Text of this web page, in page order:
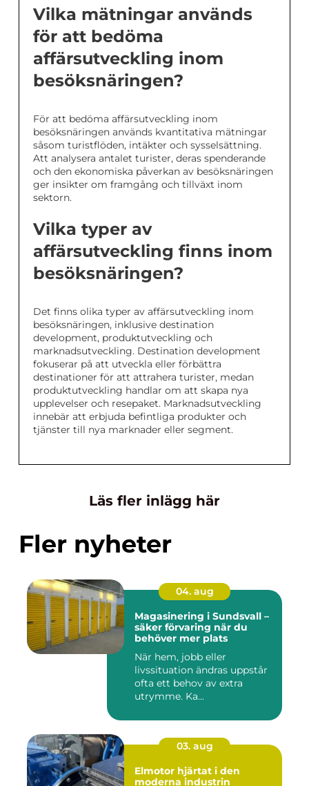
Vilka mätningar används
för att bedöma
affärsutveckling inom
besöksnäringen?
För att bedöma affärsutveckling inom
besöksnäringen används kvantitativa mätningar
såsom turistflöden, intäkter och sysselsättning.
Att analysera antalet turister, deras spenderande
och den ekonomiska påverkan av besöksnäringen
ger insikter om framgång och tillväxt inom
sektorn.
Vilka typer av
affärsutveckling finns inom
besöksnäringen?
Det finns olika typer av affärsutveckling inom
besöksnäringen, inklusive destination
development, produktutveckling och
marknadsutveckling. Destination development
fokuserar på att utveckla eller förbättra
destinationer för att attrahera turister, medan
produktutveckling handlar om att skapa nya
upplevelser och resepaket. Marknadsutveckling
innebär att erbjuda befintliga produkter och
tjänster till nya marknader eller segment.
Läs fler inlägg här
Fler nyheter
04. aug
Magasinering i Sundsvall –
säker förvaring när du
behöver mer plats
När hem, jobb eller
livssituation ändras uppstår
ofta ett behov av extra
utrymme. Ka...
03. aug
Elmotor hjärtat i den
moderna industrin